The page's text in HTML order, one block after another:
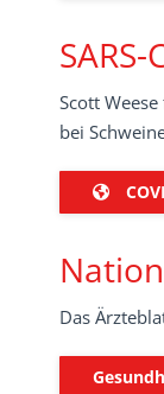
Scott
bei
Das